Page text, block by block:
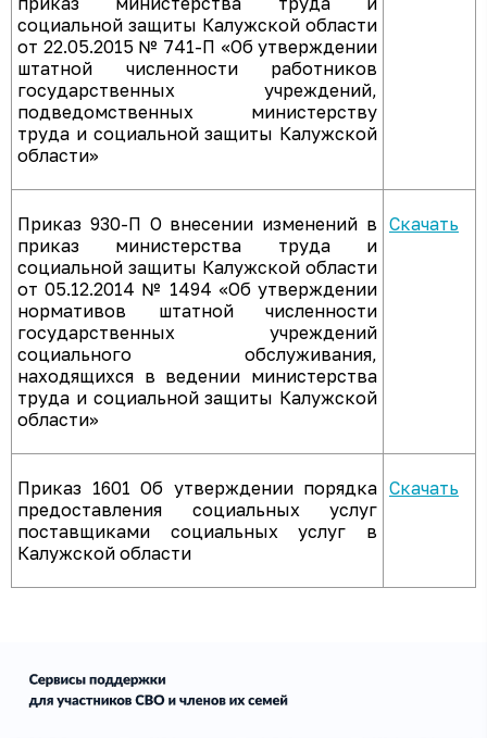
социальной защиты Калужской области
от 22.05.2015 № 741-П «Об утверждении
штатной численности работников
государственных учреждений,
подведомственных министерству
труда и социальной защиты Калужской
области»
Приказ 930-П О внесении изменений в
приказ министерства труда и
социальной защиты Калужской области
от 05.12.2014 № 1494 «Об утверждении
нормативов штатной численности
государственных учреждений
социального обслуживания,
находящихся в ведении министерства
труда и социальной защиты Калужской
области»
Скачать
Приказ 1601 Об утверждении порядка
предоставления социальных услуг
поставщиками социальных услуг в
Калужской области
Скачать